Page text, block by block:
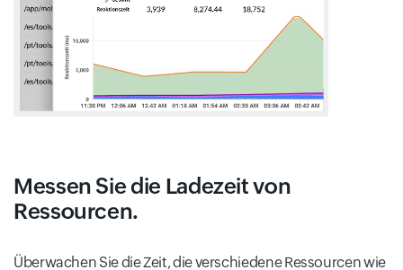
Messen Sie die Ladezeit von
Ressourcen.
Überwachen Sie die Zeit, die verschiedene Ressourcen wie